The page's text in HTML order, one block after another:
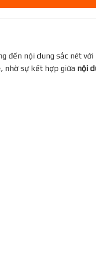
đến nội dung sắc nét
nhờ sự kết hợp giữa nội